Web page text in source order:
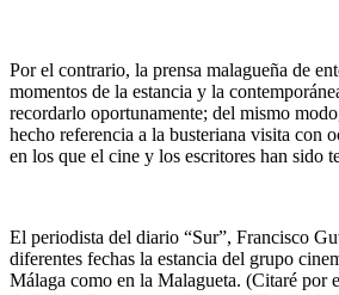
Por el contrario, la prensa malagueña de
momentos de la estancia y la
recordarlo oportunamente; del mismo
hecho referencia a la busteriana visita con
en los que el cine y los escritores han sido
El periodista del diario “Sur”, Francisco
diferentes fechas la estancia del grupo
Málaga como en la Malagueta. (Citaré por